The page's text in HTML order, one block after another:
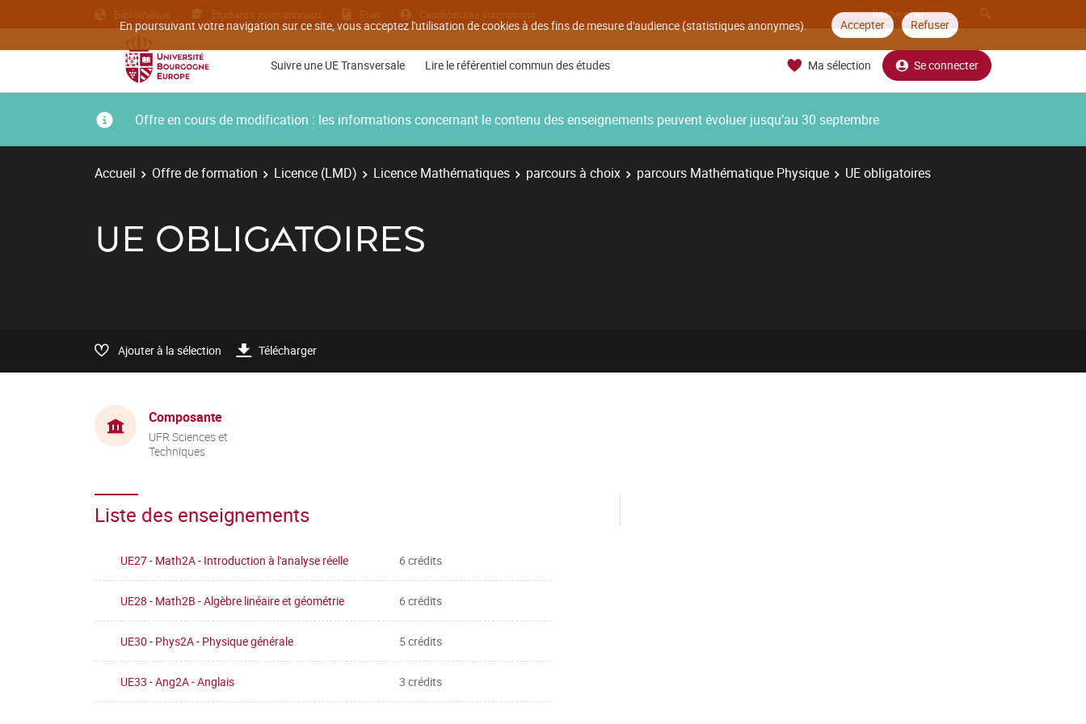
En poursuivant votre navigation sur ce site, vous acceptez l'utilisation de cookies à des fins de mesure d'audience (statistiques anonymes). Accepter Refuser
Bibliothèque Etudiants internationaux Plan Candidatures inscriptions
Suivre une UE Transversale Lire le référentiel commun des études Ma sélection Se connecter
Offre en cours de modification : les informations concernant le contenu des enseignements peuvent évoluer jusqu’au 30 septembre
Accueil Offre de formation Licence (LMD) Licence Mathématiques parcours à choix parcours Mathématique Physique UE obligatoires
UE OBLIGATOIRES
Ajouter à la sélection Télécharger
Composante
UFR Sciences et
Techniques
Liste des enseignements
UE27 - Math2A - Introduction à l'analyse réelle 6 crédits
UE28 - Math2B - Algèbre linéaire et géométrie 6 crédits
UE30 - Phys2A - Physique générale 5 crédits
UE33 - Ang2A - Anglais 3 crédits